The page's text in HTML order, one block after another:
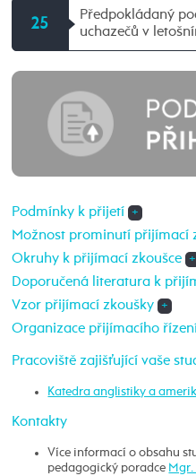
25
Předpokládaný
uchazečů v
Podmínky k přijetí +
Možnost prominutí přijímací
Okruhy k přijímací zkoušce +
Doporučená literatura k
Vzor přijímací zkoušky +
Organizace přijímacího
Pracoviště zajišťující vaše
Katedra anglistiky a
Kontakty
Více informací o obsahu
pedagogický poradce